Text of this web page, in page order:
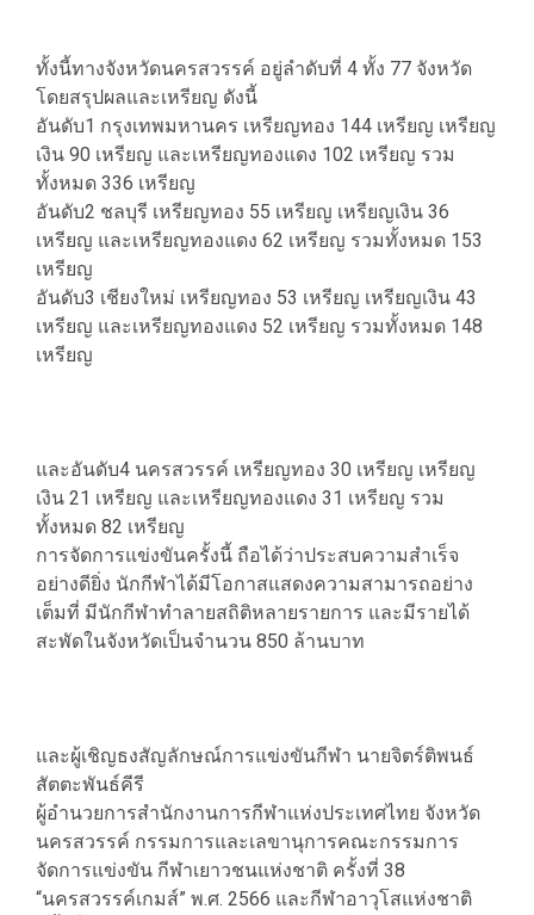
ทั้งนี้ทางจังหวัดนครสวรรค์ อยู่ลำดับที่ 4 ทั้ง 77 จังหวัด
โดยสรุปผลและเหรียญ ดังนี้
อันดับ1 กรุงเทพมหานคร เหรียญทอง 144 เหรียญ เหรียญ
เงิน 90 เหรียญ และเหรียญทองแดง 102 เหรียญ รวม
ทั้งหมด 336 เหรียญ
อันดับ2 ชลบุรี เหรียญทอง 55 เหรียญ เหรียญเงิน 36
เหรียญ และเหรียญทองแดง 62 เหรียญ รวมทั้งหมด 153
เหรียญ
อันดับ3 เชียงใหม่ เหรียญทอง 53 เหรียญ เหรียญเงิน 43
เหรียญ และเหรียญทองแดง 52 เหรียญ รวมทั้งหมด 148
เหรียญ
และอันดับ4 นครสวรรค์ เหรียญทอง 30 เหรียญ เหรียญ
เงิน 21 เหรียญ และเหรียญทองแดง 31 เหรียญ รวม
ทั้งหมด 82 เหรียญ
การจัดการแข่งขันครั้งนี้ ถือได้ว่าประสบความสำเร็จ
อย่างดียิ่ง นักกีฬาได้มีโอกาสแสดงความสามารถอย่าง
เต็มที่ มีนักกีฬาทำลายสถิติหลายรายการ และมีรายได้
สะพัดในจังหวัดเป็นจำนวน 850 ล้านบาท
และผู้เชิญธงสัญลักษณ์การแข่งขันกีฬา นายจิตร์ติพนธ์
สัตตะพันธ์คีรี
ผู้อำนวยการสำนักงานการกีฬาแห่งประเทศไทย จังหวัด
นครสวรรค์ กรรมการและเลขานุการคณะกรรมการ
จัดการแข่งขัน กีฬาเยาวชนแห่งชาติ ครั้งที่ 38
“นครสวรรค์เกมส์” พ.ศ. 2566 และกีฬาอาวุโสแห่งชาติ